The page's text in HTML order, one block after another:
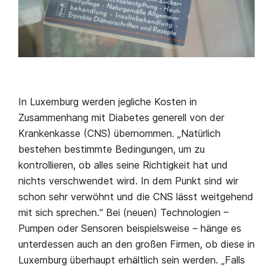
In Luxemburg werden jegliche Kosten in
Zusammenhang mit Diabetes generell von der
Krankenkasse (CNS) übernommen. „Natürlich
bestehen bestimmte Bedingungen, um zu
kontrollieren, ob alles seine Richtigkeit hat und
nichts verschwendet wird. In dem Punkt sind wir
schon sehr verwöhnt und die CNS lässt weitgehend
mit sich sprechen.“ Bei (neuen) Technologien –
Pumpen oder Sensoren beispielsweise – hänge es
unterdessen auch an den großen Firmen, ob diese in
Luxemburg überhaupt erhältlich sein werden. „Falls